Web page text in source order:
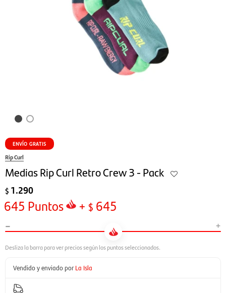
ENVÍO GRATIS
Rip Curl
Medias Rip Curl Retro Crew 3 - Pack
$ 1.290
645 Puntos + $ 645
- +
Vendido y enviado por La Isla